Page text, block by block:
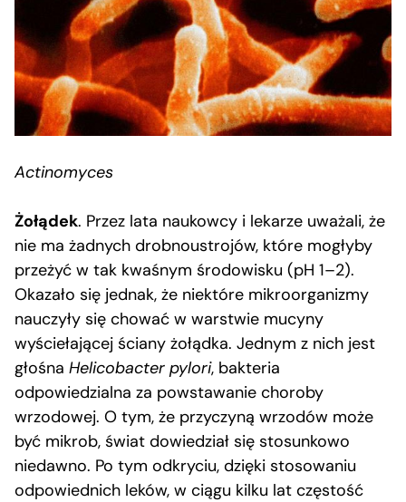
Actinomyces
Żołądek. Przez lata naukowcy i lekarze uważali, że
nie ma żadnych drobnoustrojów, które mogłyby
przeżyć w tak kwaśnym środowisku (pH 1–2).
Okazało się jednak, że niektóre mikroorganizmy
nauczyły się chować w warstwie mucyny
wyściełającej ściany żołądka. Jednym z nich jest
głośna Helicobacter pylori, bakteria
odpowiedzialna za powstawanie choroby
wrzodowej. O tym, że przyczyną wrzodów może
być mikrob, świat dowiedział się stosunkowo
niedawno. Po tym odkryciu, dzięki stosowaniu
odpowiednich leków, w ciągu kilku lat częstość